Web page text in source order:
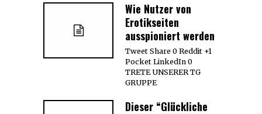
Wie Nutzer von
Erotikseiten
ausspioniert werden
Tweet Share 0 Reddit +1
Pocket LinkedIn 0
TRETE UNSERER TG
GRUPPE
Dieser “Glückliche